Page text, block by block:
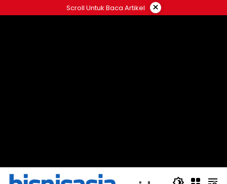
ke
Scroll Untuk Baca Artikel ×